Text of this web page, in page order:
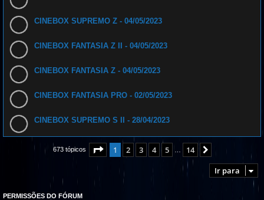
CINEBOX SUPREMO Z - 04/05/2023
CINEBOX FANTASIA Z II - 04/05/2023
CINEBOX FANTASIA Z - 04/05/2023
CINEBOX FANTASIA PRO - 02/05/2023
CINEBOX SUPREMO S II - 28/04/2023
673 tópicos Página de 14
1 2 3 4 5 14
Ir para
PERMISSÕES DO FÓRUM